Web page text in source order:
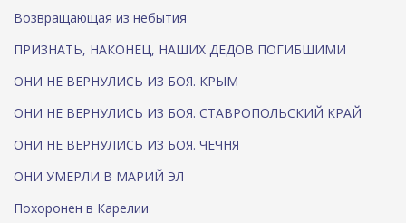
Возвращающая из небытия
ПРИЗНАТЬ, НАКОНЕЦ, НАШИХ ДЕДОВ ПОГИБШИМИ
ОНИ НЕ ВЕРНУЛИСЬ ИЗ БОЯ. КРЫМ
ОНИ НЕ ВЕРНУЛИСЬ ИЗ БОЯ. СТАВРОПОЛЬСКИЙ КРАЙ
ОНИ НЕ ВЕРНУЛИСЬ ИЗ БОЯ. ЧЕЧНЯ
ОНИ УМЕРЛИ В МАРИЙ ЭЛ
Похоронен в Карелии